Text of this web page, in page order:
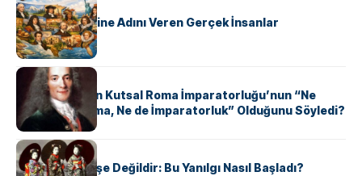
ABD Eyaletlerine Adını Veren Gerçek İnsanlar
KÜLTÜR
Voltaire Neden Kutsal Roma İmparatorluğu’nun “Ne
Kutsal, Ne Roma, Ne de İmparatorluk” Olduğunu Söyledi?
KÜLTÜR
Geyşalar Fahişe Değildir: Bu Yanılgı Nasıl Başladı?